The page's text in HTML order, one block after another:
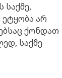
არ
ქონდათ
საქმე